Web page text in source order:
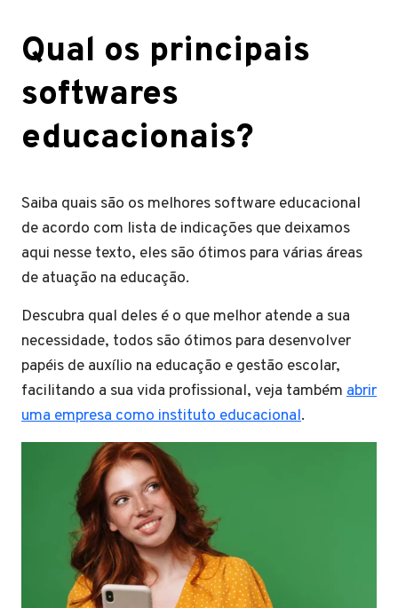
Qual os principais
softwares
educacionais?
Saiba quais são os melhores software educacional
de acordo com lista de indicações que deixamos
aqui nesse texto, eles são ótimos para várias áreas
de atuação na educação.
Descubra qual deles é o que melhor atende a sua
necessidade, todos são ótimos para desenvolver
papéis de auxílio na educação e gestão escolar,
facilitando a sua vida profissional, veja também abrir
uma empresa como instituto educacional.